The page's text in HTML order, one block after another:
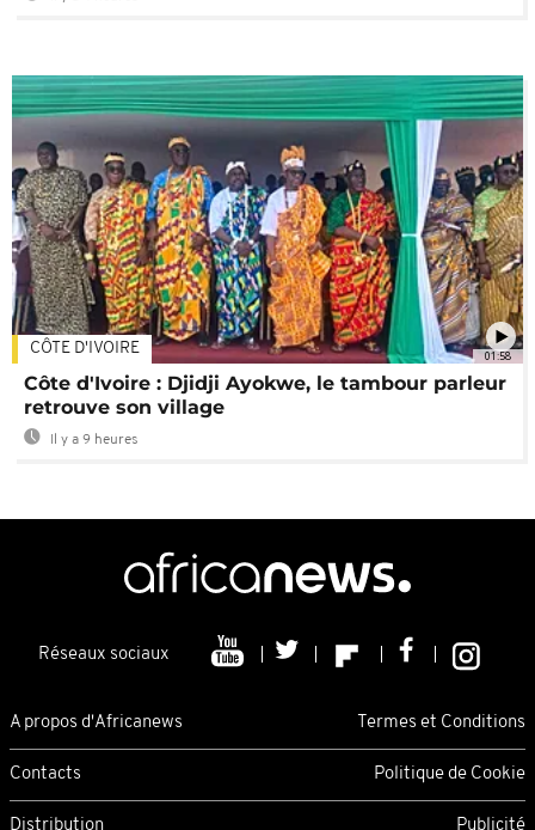
01:58
CÔTE D'IVOIRE
Côte d'Ivoire : Djidji Ayokwe, le tambour parleur
retrouve son village
Il y a 9 heures
Réseaux sociaux
A propos d'Africanews Termes et Conditions
Contacts Politique de Cookie
Distribution Publicité